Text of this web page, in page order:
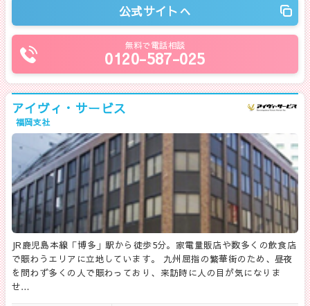
公式サイトへ
無料で電話相談
0120-587-025
アイヴィ・サービス
福岡支社
JR鹿児島本線「博多」駅から徒歩5分。家電量販店や数多くの飲食店
で賑わうエリアに立地しています。 九州屈指の繁華街のため、昼夜
を問わず多くの人で賑わっており、来訪時に人の目が気になりま
せ…